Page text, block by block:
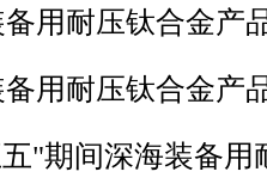
压钛合金产品
压钛合金产品
深海装备用耐